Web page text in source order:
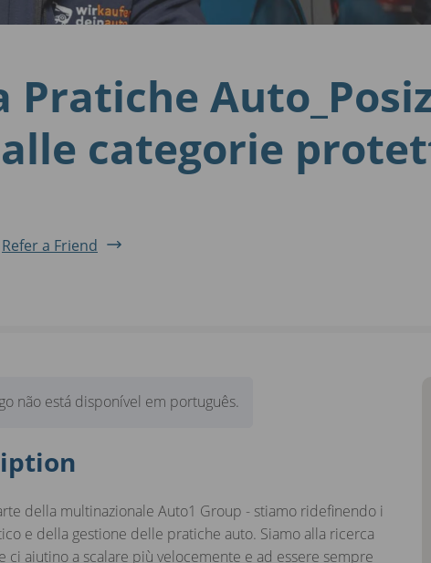
categorie
Refer a Friend
não está disponível em português.
della multinazionale Auto1 Group - stiamo ridefinendo i
e della gestione delle pratiche auto. Siamo alla ricerca
ci aiutino a scalare più velocemente e ad essere sempre